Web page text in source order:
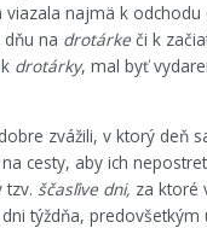
viazala najmä k
na drotárkeči k
drotárky, mal byť
zvážili, v ktorý deň
cesty, aby ich
tzv. ščasľive dni, za ktoré
týždňa,